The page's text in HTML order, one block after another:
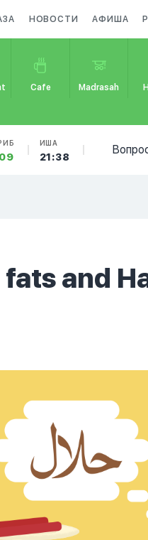
НОВОСТИ АФИША
Cafe Madrasah
ИША
21:38
and